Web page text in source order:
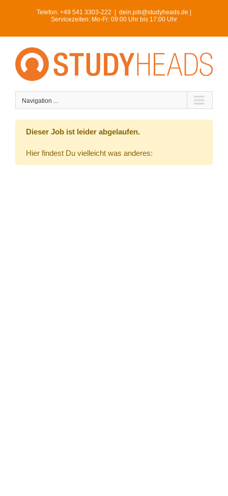
Telefon: +49 541 3303-222
dein.job@studyheads.de |
Servicezeiten: Mo-Fr: 09:00 Uhr bis 17:00 Uhr
Navigation ...
Dieser Job ist leider abgelaufen.
Hier findest Du vielleicht was anderes: